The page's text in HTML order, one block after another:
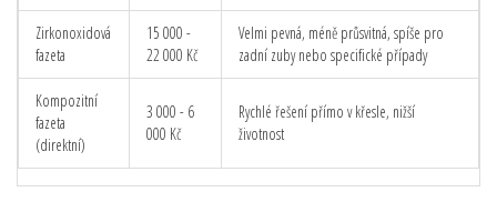
Zirkonoxidová
fazeta
15 000 -
22 000 Kč
Velmi pevná, méně průsvitná, spíše pro
zadní zuby nebo specifické případy
Kompozitní
fazeta
(direktní)
3 000 - 6
000 Kč
Rychlé řešení přímo v křesle, nižší
životnost